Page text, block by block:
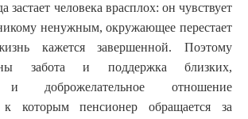
застает человека врасплох: он чувствует
ненужным, окружающее перестает
кажется завершенной. Поэтому
забота и поддержка близких,
и доброжелательное отношение
к которым пенсионер обращается за